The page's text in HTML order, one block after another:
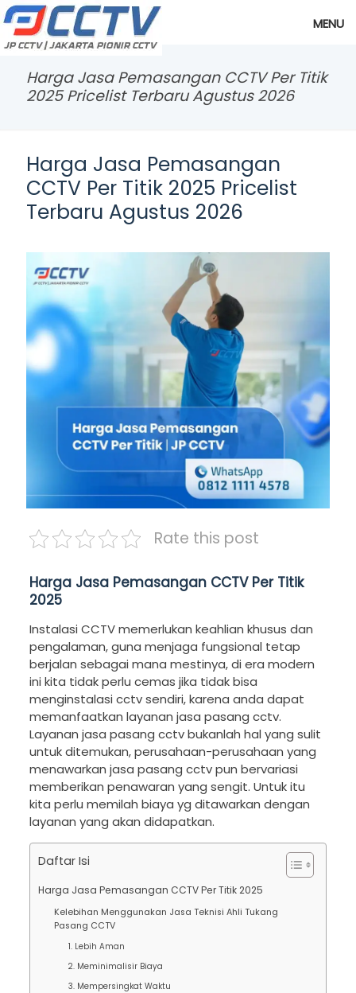
MENU
Harga Jasa Pemasangan CCTV Per Titik
2025 Pricelist Terbaru Agustus 2026
Harga Jasa Pemasangan
CCTV Per Titik 2025 Pricelist
Terbaru Agustus 2026
Rate this post
Harga Jasa Pemasangan CCTV Per Titik
2025
Instalasi CCTV memerlukan keahlian khusus dan
pengalaman, guna menjaga fungsional tetap
berjalan sebagai mana mestinya, di era modern
ini kita tidak perlu cemas jika tidak bisa
menginstalasi cctv sendiri, karena anda dapat
memanfaatkan layanan jasa pasang cctv.
Layanan jasa pasang cctv bukanlah hal yang sulit
untuk ditemukan, perusahaan-perusahaan yang
menawarkan jasa pasang cctv pun bervariasi
memberikan penawaran yang sengit. Untuk itu
kita perlu memilah biaya yg ditawarkan dengan
layanan yang akan didapatkan.
Daftar Isi
Harga Jasa Pemasangan CCTV Per Titik 2025
Kelebihan Menggunakan Jasa Teknisi Ahli Tukang
Pasang CCTV
1. Lebih Aman
2. Meminimalisir Biaya
3. Mempersingkat Waktu